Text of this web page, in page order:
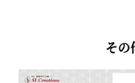
その